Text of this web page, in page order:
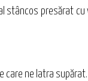
stâncos presărat
care ne latra supărat.